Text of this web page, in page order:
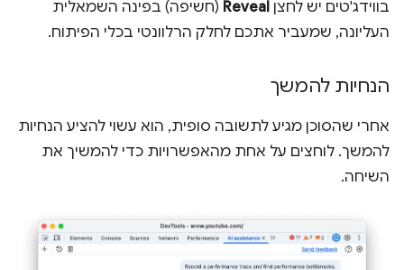
בווידג'טים יש לחצן Reveal (חשיפה) בפינה השמאלית
העליונה, שמעביר אתכם לחלק הרלוונטי בכלי הפיתוח.
הנחיות להמשך
אחרי שהסוכן מגיע לתשובה סופית, הוא עשוי להציע הנחיות
להמשך. לוחצים על אחת מהאפשרויות כדי להמשיך את
השיחה.